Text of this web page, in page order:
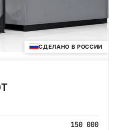
СДЕЛАНО В РОССИИ
150 000